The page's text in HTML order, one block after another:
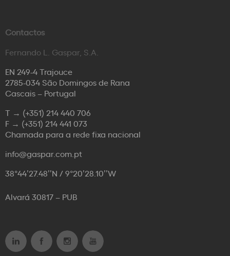
Contactos
Fernando L. Gaspar, S.A.
EN 249-4 Trajouce
2785-034 São Domingos de Rana
Cascais – Portugal
T → (+351) 214 440 706
F → (+351) 214 441 073
Chamada para a rede fixa nacional
info@gaspar.com.pt
38°44’27.48’’N / 9°20’28.10’’W
Alvará 30817 – PUB